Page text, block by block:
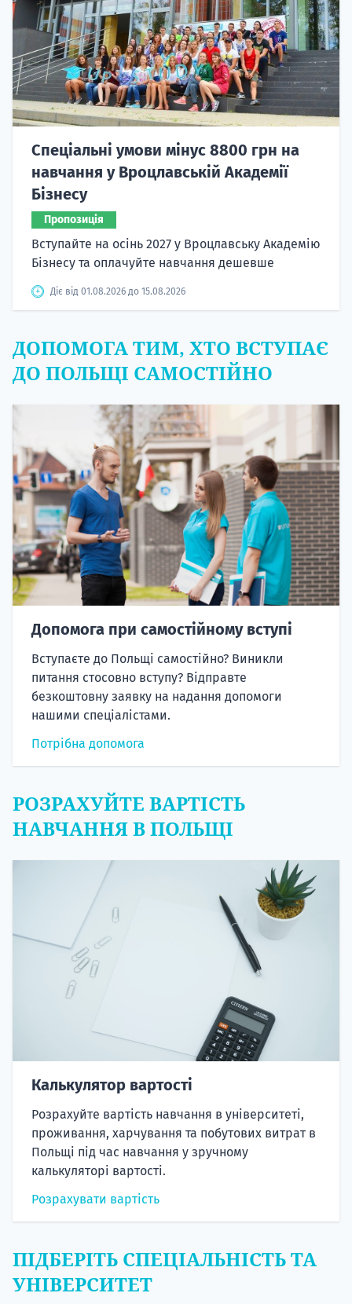
Спеціальні умови мінус 8800 грн на
навчання у Вроцлавській Академії
Бізнесу
Пропозиція
Вступайте на осінь 2027 у Вроцлавську Академію
Бізнесу та оплачуйте навчання дешевше
Діє від 01.08.2026 до 15.08.2026
ДОПОМОГА ТИМ, ХТО ВСТУПАЄ
ДО ПОЛЬЩІ САМОСТІЙНО
Допомога при самостійному вступі
Вступаєте до Польщі самостійно? Виникли
питання стосовно вступу? Відправте
безкоштовну заявку на надання допомоги
нашими спеціалістами.
Потрібна допомога
РОЗРАХУЙТЕ ВАРТІСТЬ
НАВЧАННЯ В ПОЛЬЩІ
Калькулятор вартості
Розрахуйте вартість навчання в університеті,
проживання, харчування та побутових витрат в
Польщі під час навчання у зручному
калькуляторі вартості.
Розрахувати вартість
ПІДБЕРІТЬ СПЕЦІАЛЬНІСТЬ ТА
УНІВЕРСИТЕТ